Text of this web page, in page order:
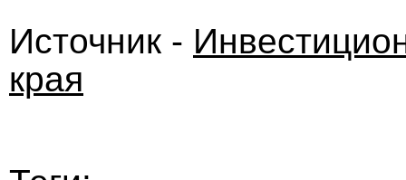
Источник -
края